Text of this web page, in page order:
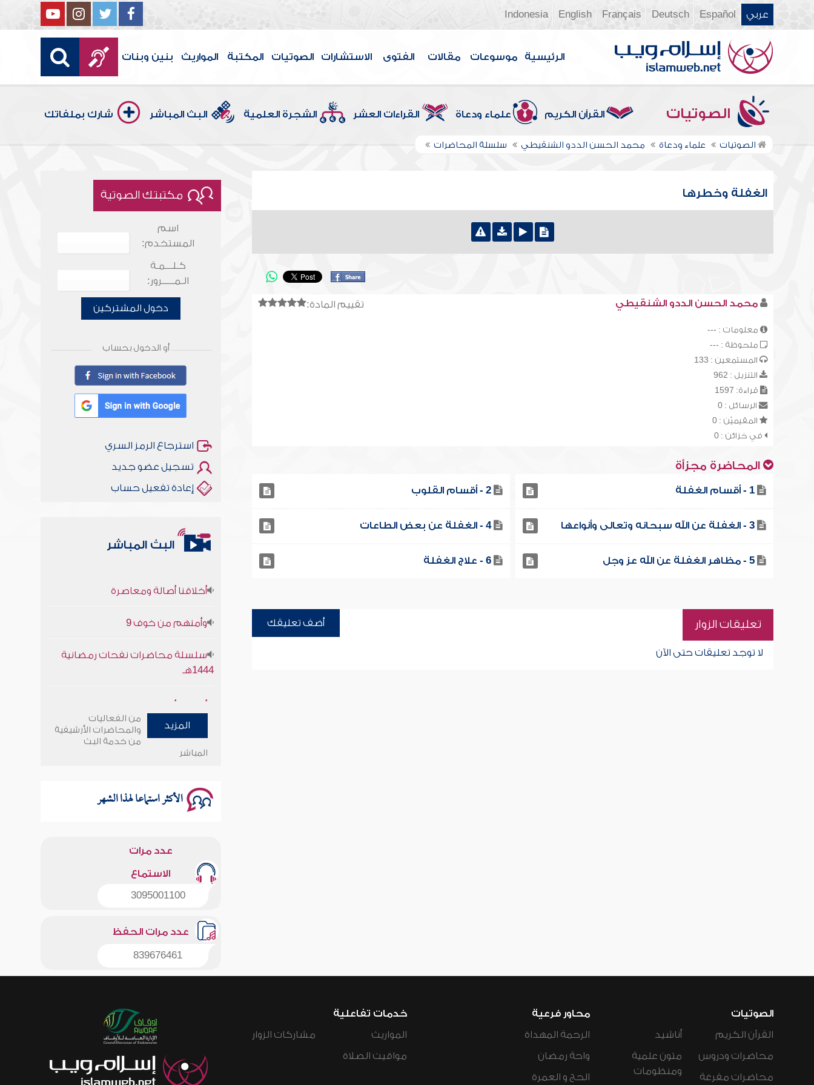
عربي Español
Deutsch
Français
English
Indonesia
الرئيسية موسوعات مقالات الفتوى الاستشارات الصوتيات المكتبة المواريث بنين وبنات
الصوتيات القرآن الكريم علماء ودعاة القراءات العشر الشجرة العلمية البث المباشر شارك بملفاتك
الصوتيات علماء ودعاة محمد الحسن الددو الشنقيطي سلسلة المحاضرات
الغفلة وخطرها
تقييم المادة: محمد الحسن الددو الشنقيطي
معلومات : ---
ملحوظة : ---
المستمعين : 133
التنزيل : 962
قراءة: 1597
الرسائل : 0
المقيميّن : 0
في خزائن : 0
المحاضرة مجزأة
1 - أقسام الغفلة 2 - أقسام القلوب
3 - الغفلة عن الله سبحانه وتعالى وأنواعها 4 - الغفلة عن بعض الطاعات
5 - مظاهر الغفلة عن الله عز وجل 6 - علاج الغفلة
تعليقات الزوار أضف تعليقك
لا توجد تعليقات حتى الآن
مكتبتك الصوتية
اسم
المستخدم:
كـلـــمـة
الـمـــــرور:
دخول المشتركين
أو الدخول بحساب
استرجاع الرمز السري
تسجيل عضو جديد
إعادة تفعيل حساب
البث المباشر
1444هـ
وأمنهم من خوف 9
سلسلة محاضرات نفحات رمضانية
المزيد
من الفعاليات
والمحاضرات الأرشيفية
من خدمة البث
المباشر
الأكثر استماعا لهذا الشهر
عدد مرات
الاستماع
3095001100
عدد مرات الحفظ
839676461
الصوتيات
القرآن الكريم
محاضرات ودروس
محاضرات مفرغة
أناشيد
متون علمية
ومنظومات
محاور فرعية
الرحمة المهداة
واحة رمضان
الحج و العمرة
خدمات تفاعلية
المواريث
مواقيت الصلاة
مشاركات الزوار